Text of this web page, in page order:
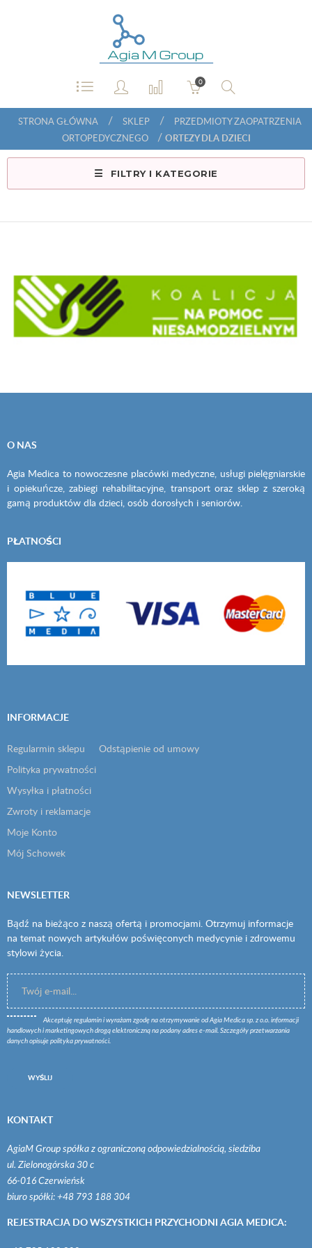
0
STRONA GŁÓWNA / SKLEP /
PRZEDMIOTY ZAOPATRZENIA
ORTOPEDYCZNEGO
/ ORTEZY DLA DZIECI
FILTRY I KATEGORIE
O NAS
Agia Medica to nowoczesne placówki medyczne, usługi pielęgniarskie
i opiekuńcze, zabiegi rehabilitacyjne, transport oraz sklep z szeroką
gamą produktów dla dzieci, osób dorosłych i seniorów.
PŁATNOŚCI
INFORMACJE
Regularmin sklepu
Polityka prywatności
Wysyłka i płatności
Zwroty i reklamacje
Moje Konto
Mój Schowek
Odstąpienie od umowy
NEWSLETTER
Bądź na bieżąco z naszą ofertą i promocjami. Otrzymuj informacje
na temat nowych artykułów poświęconych medycynie i zdrowemu
stylowi życia.
Akceptuję regulamin i wyrażam zgodę na otrzymywanie od Agia Medica sp. z o.o. informacji
handlowych i marketingowych drogą elektroniczną na podany adres e-mail. Szczegóły przetwarzania
danych opisuje polityka prywatności
WYŚLIJ
KONTAKT
AgiaM Group spółka z ograniczoną odpowiedzialnością, siedziba
ul. Zielonogórska 30 c
66-016 Czerwieńsk
biuro spółki: +48 793 188 304
REJESTRACJA DO WSZYSTKICH PRZYCHODNI AGIA MEDICA: